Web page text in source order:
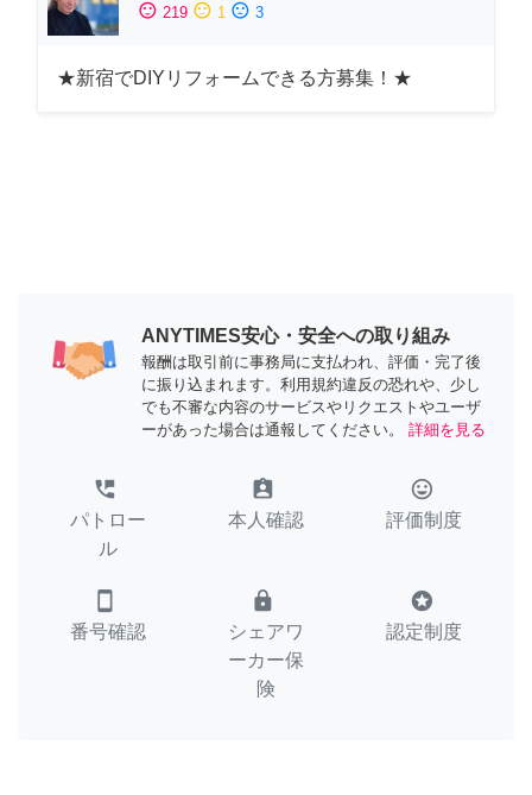
sentiment_satisfied 219 sentiment_neutral 1 sentiment_dissatisfied 3
★新宿でDIYリフォームできる方募集！★
ANYTIMES安心・安全への取り組み
報酬は取引前に事務局に支払われ、評価・完了後
に振り込まれます。利用規約違反の恐れや、少し
でも不審な内容のサービスやリクエストやユーザ
ーがあった場合は通報してください。
詳細を見る
perm_phone_msg
パトロー
ル
assignment_ind
本人確認
tag_faces
評価制度
smartphone
番号確認
lock
シェアワ
ーカー保
険
stars
認定制度